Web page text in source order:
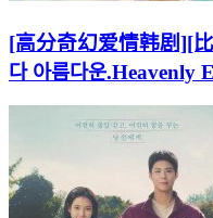
[高分奇幻爱情韩剧][
다 아름다운.Heavenly